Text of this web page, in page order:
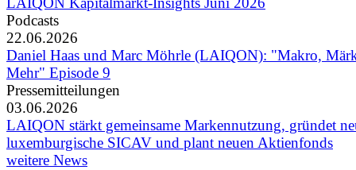
Podcasts
22.06.2026
Daniel Haas und Marc Möhrle (LAIQON): "Makro,
Mehr" Episode 9
Pressemitteilungen
03.06.2026
LAIQON stärkt gemeinsame Markennutzung, gründet
luxemburgische SICAV und plant neuen Aktienfonds
weitere News